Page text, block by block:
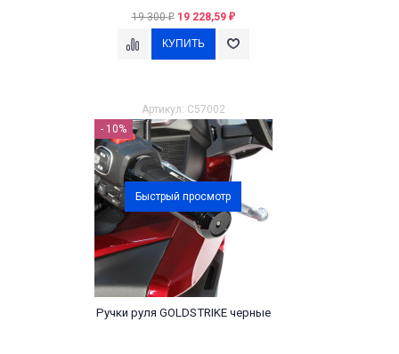
19 300₽ 19 228,59 ₽
Артикул: C57002
- 10%
Быстрый просмотр
Ручки руля GOLDSTRIKE черные